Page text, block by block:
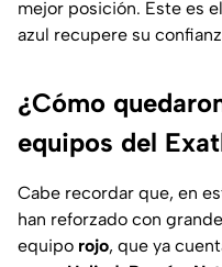
mejor posición. Este es
azul recupere su
¿Cómo
equipos del
Cabe recordar que, en
han reforzado con
equipo rojo, que ya